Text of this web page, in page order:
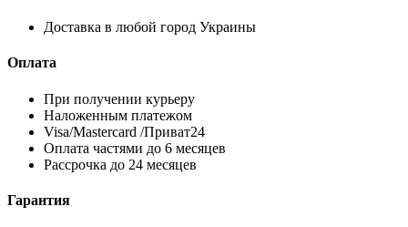
Доставка в любой город Украины
Оплата
При получении курьеру
Наложенным платежом
Visa/Mastercard /Приват24
Оплата частями до 6 месяцев
Рассрочка до 24 месяцев
Гарантия